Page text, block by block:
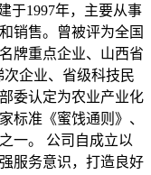
于1997年，主要从事
销售。曾被评为全国
牌重点企业、山西省
次企业、省级科技民
委认定为农业产业化
标准《蜜饯通则》、
一。 公司自成立以
服务意识，打造良好